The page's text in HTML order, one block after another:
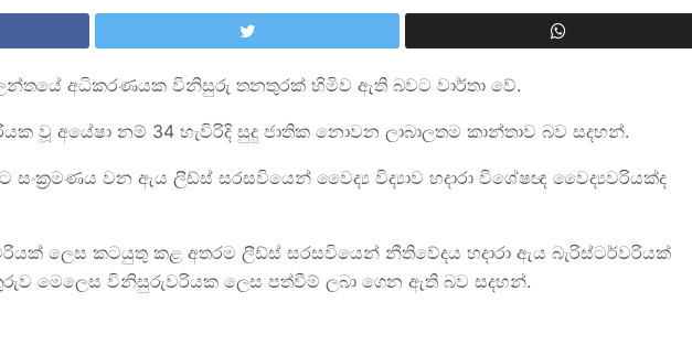
අධිකරණයක විනිසුරු තනතුරක් හිමිව ඇති බවට වාර්තා වේ.
වූ අයේෂා නම් 34 හැවිරිදි සුදු ජාතික නොවන ලාබාලතම කාන්තාව බව සදහන්.
සංක්‍රමණය වන ඇය ලීඩ්ස් සරසවියෙන් වෛද්‍ය විද්‍යාව හදාරා විශේෂඥ වෛද්‍යවරියක්ද
ලෙස කටයුතු කළ අතරම ලීඩ්ස් සරසවියෙන් නීතිවේදය හදාරා ඇය බැරිස්ටර්වරියක්
මෙලෙස විනිසුරුවරියක ලෙස පත්වීම් ලබා ගෙන ඇති බව සදහන්.